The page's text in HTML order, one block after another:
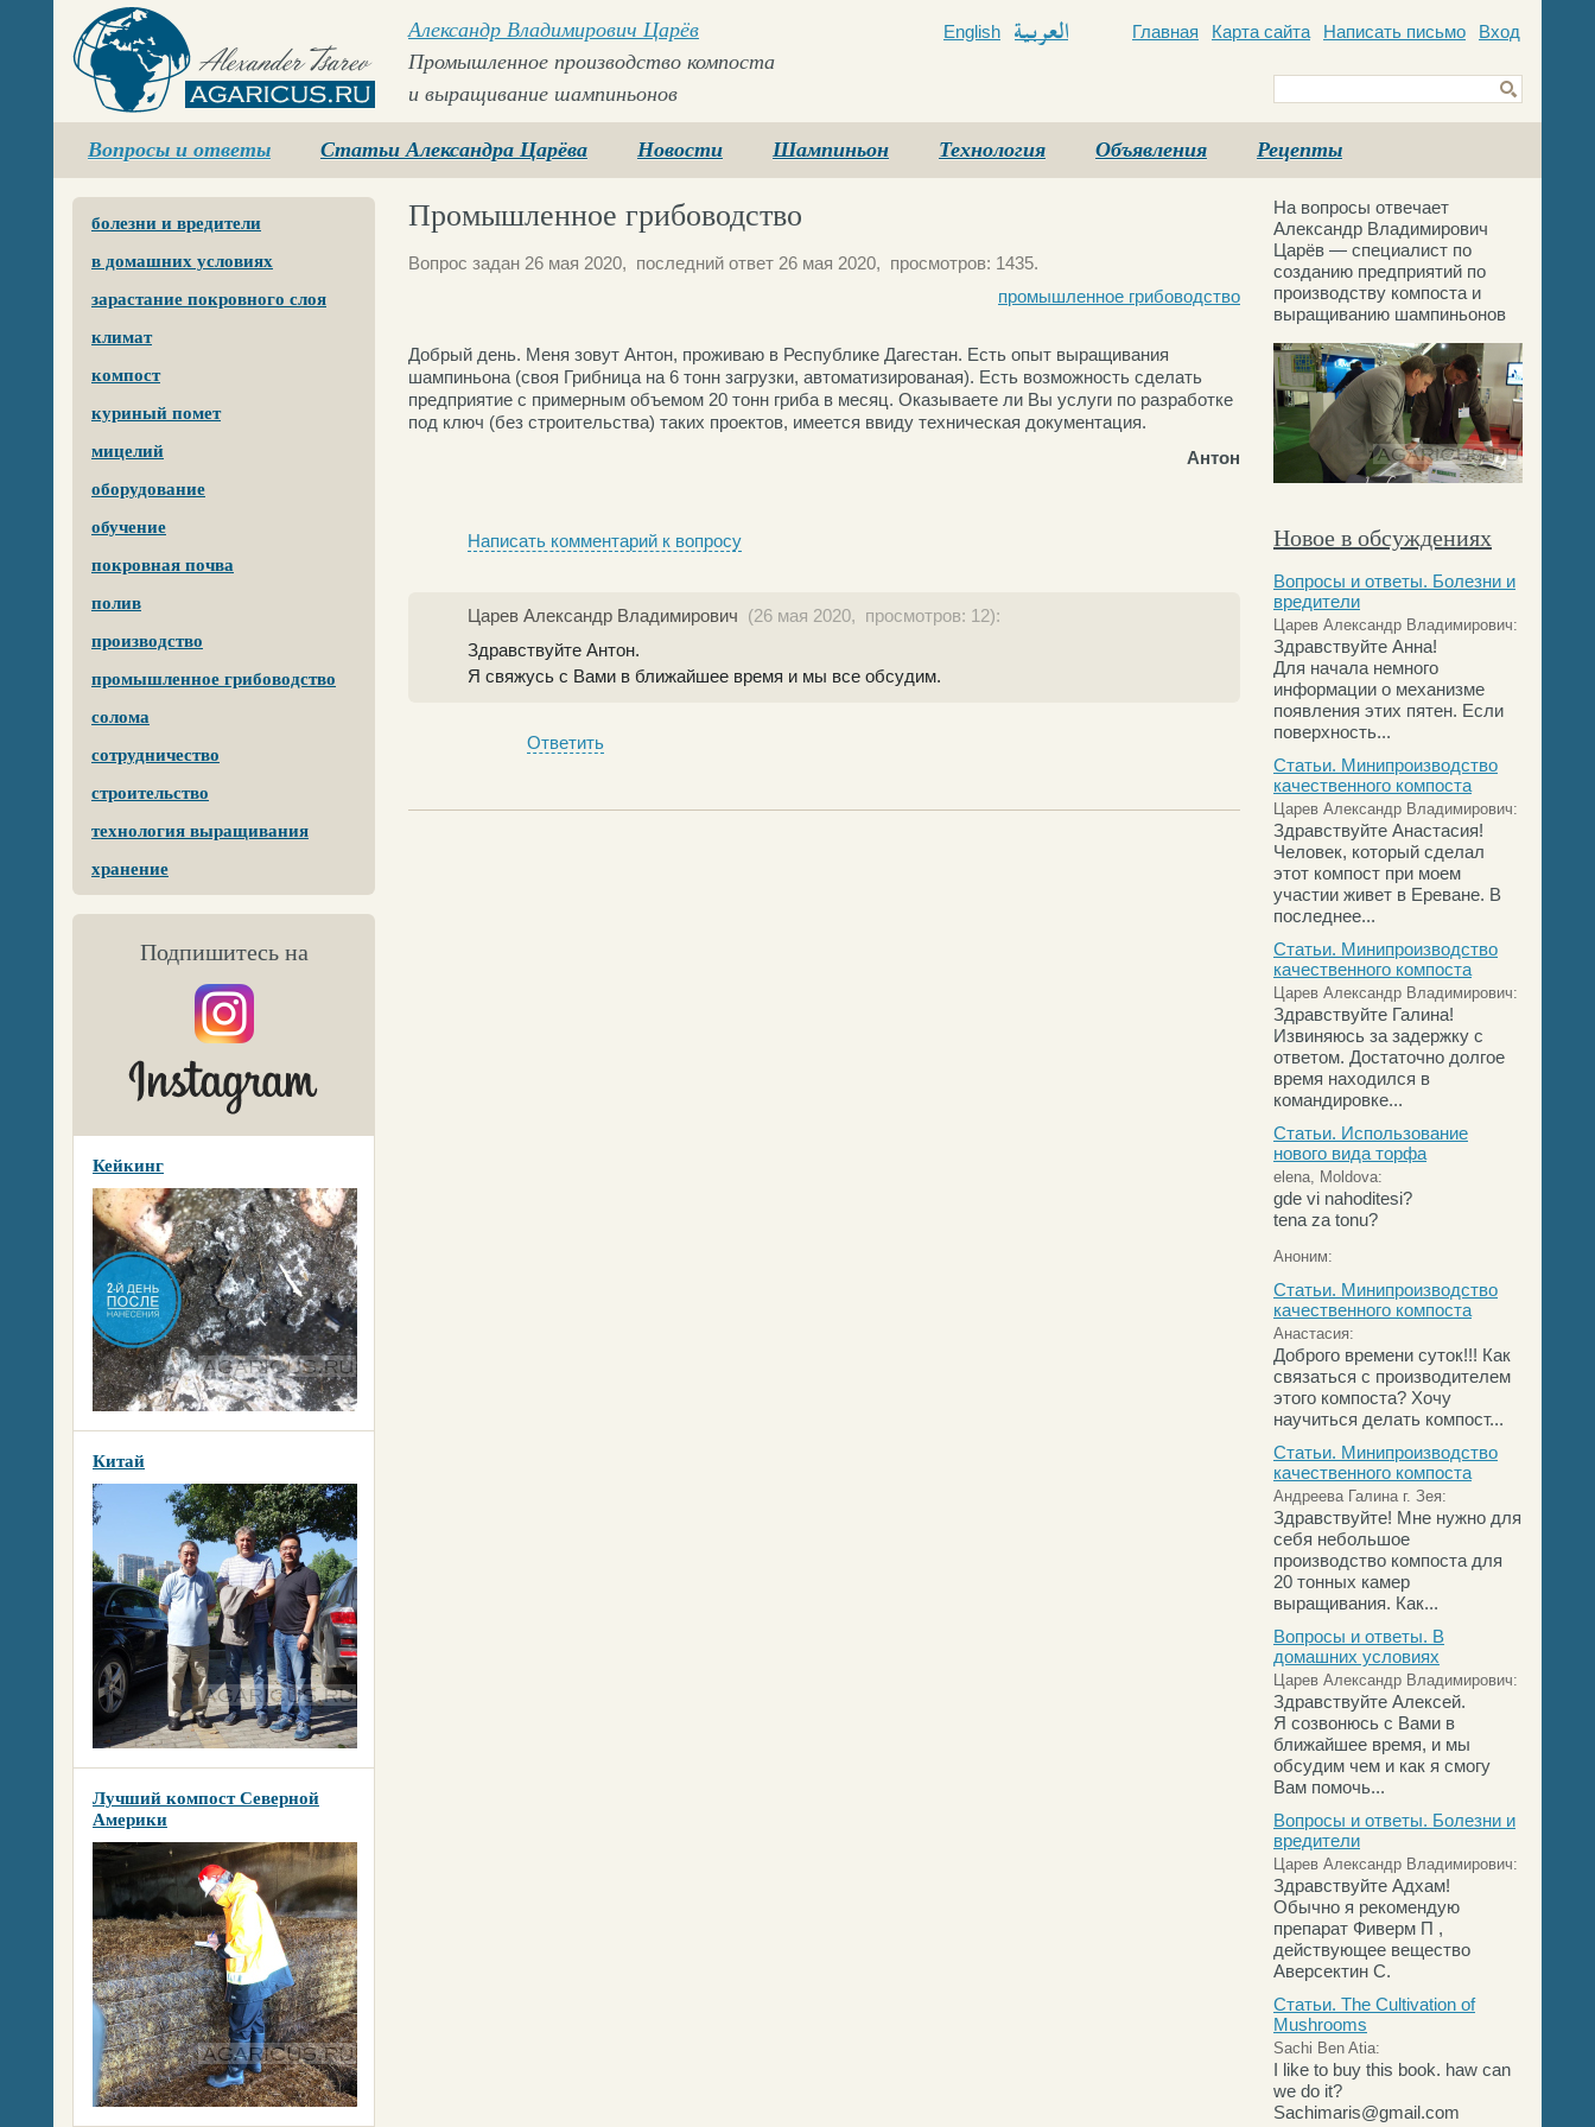
Agaricus.ru
Александр Владимирович Царёв
Промышленное производство компоста
и выращивание шампиньонов
English
Главная Карта сайта Написать письмо Вход
Вопросы и ответы Статьи Александра Царёва Новости Шампиньон Технология Объявления Рецепты
болезни и вредители
в домашних условиях
зарастание покровного слоя
климат
компост
куриный помет
мицелий
оборудование
обучение
покровная почва
полив
производство
промышленное грибоводство
солома
сотрудничество
строительство
технология выращивания
хранение
Подпишитесь на
Кейкинг
Китай
Лучший компост Северной
Америки
Промышленное грибоводство
Вопрос задан 26 мая 2020, последний ответ 26 мая 2020, просмотров: 1435.
промышленное грибоводство
Добрый день. Меня зовут Антон, проживаю в Республике Дагестан. Есть опыт выращивания
шампиньона (своя Грибница на 6 тонн загрузки, автоматизированая). Есть возможность сделать
предприятие с примерным объемом 20 тонн гриба в месяц. Оказываете ли Вы услуги по разработке
под ключ (без строительства) таких проектов, имеется ввиду техническая документация.
Антон
Написать комментарий к вопросу
Царев Александр Владимирович (26 мая 2020, просмотров: 12):
Здравствуйте Антон.
Я свяжусь с Вами в ближайшее время и мы все обсудим.
Ответить
На вопросы отвечает
Александр Владимирович
Царёв — специалист по
созданию предприятий по
производству компоста и
выращиванию шампиньонов
Новое в обсуждениях
Вопросы и ответы. Болезни и
вредители
Царев Александр Владимирович:
Здравствуйте Анна!
Для начала немного
информации о механизме
появления этих пятен. Если
поверхность...
Статьи. Минипроизводство
качественного компоста
Царев Александр Владимирович:
Здравствуйте Анастасия!
Человек, который сделал
этот компост при моем
участии живет в Ереване. В
последнее...
Статьи. Минипроизводство
качественного компоста
Царев Александр Владимирович:
Здравствуйте Галина!
Извиняюсь за задержку с
ответом. Достаточно долгое
время находился в
командировке...
Статьи. Использование
нового вида торфа
elena, Moldova:
gde vi nahoditesi?
tena za tonu?
Аноним:
Статьи. Минипроизводство
качественного компоста
Анастасия:
Доброго времени суток!!! Как
связаться с производителем
этого компоста? Хочу
научиться делать компост...
Статьи. Минипроизводство
качественного компоста
Андреева Галина г. Зея:
Здравствуйте! Мне нужно для
себя небольшое
производство компоста для
20 тонных камер
выращивания. Как...
Вопросы и ответы. В
домашних условиях
Царев Александр Владимирович:
Здравствуйте Алексей.
Я созвонюсь с Вами в
ближайшее время, и мы
обсудим чем и как я смогу
Вам помочь...
Вопросы и ответы. Болезни и
вредители
Царев Александр Владимирович:
Здравствуйте Адхам!
Обычно я рекомендую
препарат Фиверм П ,
действующее вещество
Аверсектин С.
Статьи. The Cultivation of
Mushrooms
Sachi Ben Atia:
I like to buy this book. haw can
we do it?
Sachimaris@gmail.com